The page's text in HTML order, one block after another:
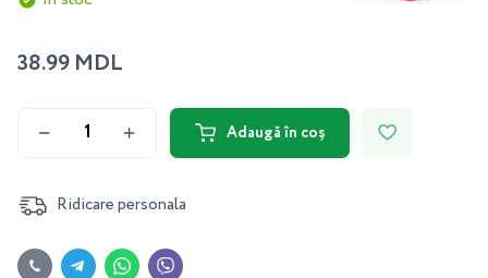
38.99 MDL
Adaugă în coș
Ridicare personala